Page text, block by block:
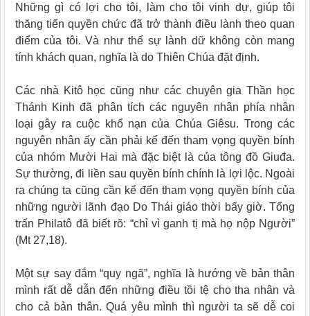
Những gì có lợi cho tôi, làm cho tôi vinh dự, giúp tôi
thăng tiến quyền chức đã trở thành điều lành theo quan
điểm của tôi. Và như thế sự lành dữ không còn mang
tính khách quan, nghĩa là do Thiên Chúa đặt định.
Các nhà Kitô học cũng như các chuyên gia Thần học
Thánh Kinh đã phân tích các nguyên nhân phía nhân
loại gây ra cuộc khổ nạn của Chúa Giêsu. Trong các
nguyên nhân ấy cần phải kể đến tham vọng quyền bính
của nhóm Mười Hai mà đặc biệt là của tông đồ Giuđa.
Sự thường, đi liền sau quyền bính chính là lợi lộc. Ngoài
ra chúng ta cũng cần kể đến tham vọng quyền bính của
những người lãnh đạo Do Thái giáo thời bấy giờ. Tổng
trấn Philatô đã biết rõ: “chỉ vì ganh tị mà họ nộp Người”
(Mt 27,18).
Một sự say đắm “quy ngã”, nghĩa là hướng về bản thân
mình rất dễ dẫn đến những điều tồi tệ cho tha nhân và
cho cả bản thân. Quá yêu mình thì người ta sẽ dễ coi